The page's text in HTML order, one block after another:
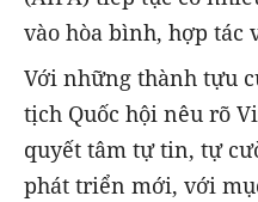
vào hòa bình, hợp tác
Với những thành tựu
tịch Quốc hội nêu rõ
quyết tâm tự tin, tự
phát triển mới, với